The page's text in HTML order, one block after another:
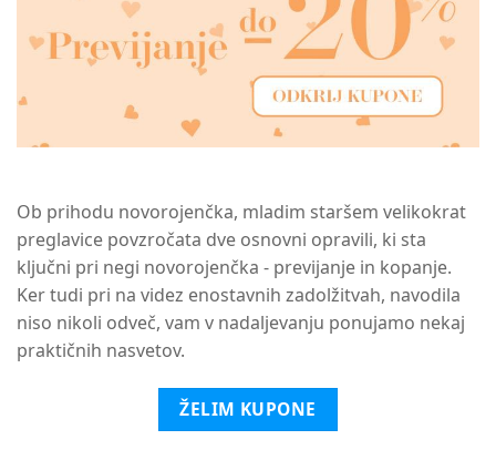
Ob prihodu novorojenčka, mladim staršem velikokrat
preglavice povzročata dve osnovni opravili, ki sta
ključni pri negi novorojenčka - previjanje in kopanje.
Ker tudi pri na videz enostavnih zadolžitvah, navodila
niso nikoli odveč, vam v nadaljevanju ponujamo nekaj
praktičnih nasvetov.
ŽELIM KUPONE